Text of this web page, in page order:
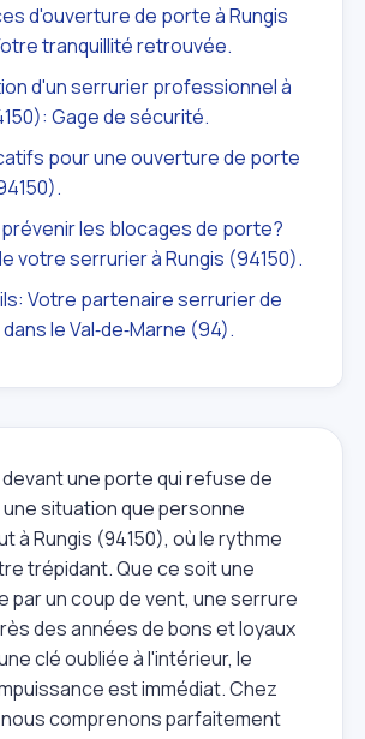
d'ouverture de porte à Rungis
tranquillité retrouvée.
d'un serrurier professionnel à
Gage de sécurité.
pour une ouverture de porte
les blocages de porte?
votre serrurier à Rungis (94150).
Votre partenaire serrurier de
le Val‑de‑Marne (94).
une porte qui refuse de
situation que personne
à Rungis (94150), où le rythme
trépidant. Que ce soit une
par un coup de vent, une serrure
des années de bons et loyaux
clé oubliée à l'intérieur, le
est immédiat. Chez
nous comprenons parfaitement